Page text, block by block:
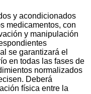
y acondicionados
medicamentos, con
y manipulación
se garantizará el
en todas las fases de
normalizados
Deberá
física entre la